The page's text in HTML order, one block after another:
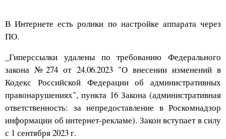
В Интернете есть ролики по настройке аппарата через
ПО.
_Гиперссылки удалены по требованию Федерального
закона №274 от 24.06.2023 "О внесении изменений в
Кодекс Российской Федерации об административных
правонарушениях", пункта 16 Закона (административная
ответственность: за непредоставление в Роскомнадзор
информации об интернет-рекламе). Закон вступает в силу
с 1 сентября 2023 г.